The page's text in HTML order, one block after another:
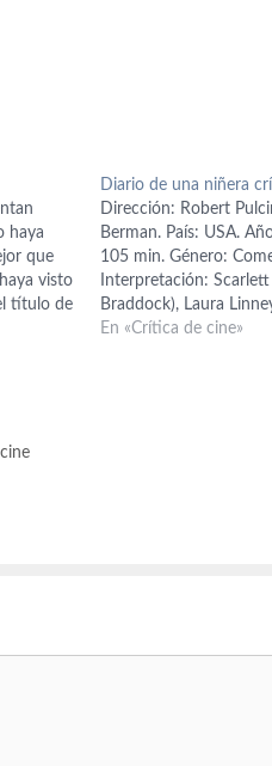
haya
que
visto
título de
Diario de una niñera
Dirección: Robert
Berman. País: USA.
105 min. Género:
Interpretación:
Braddock), Laura
Giamatti (sr. X),
En «Crítica de cine»